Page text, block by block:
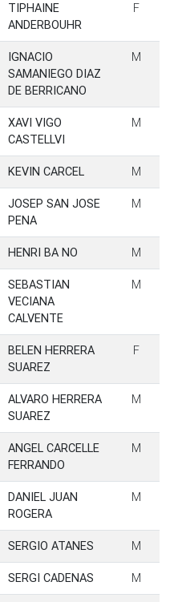
TIPHAINE
ANDERBOUHR
F
IGNACIO
SAMANIEGO DIAZ
DE BERRICANO
M
XAVI VIGO
CASTELLVI
M
KEVIN CARCEL M
JOSEP SAN JOSE
PENA
M
HENRI BA NO M
SEBASTIAN
VECIANA
CALVENTE
M
BELEN HERRERA
SUAREZ
F
ALVARO HERRERA
SUAREZ
M
ANGEL CARCELLE
FERRANDO
M
DANIEL JUAN
ROGERA
M
SERGIO ATANES M
SERGI CADENAS M